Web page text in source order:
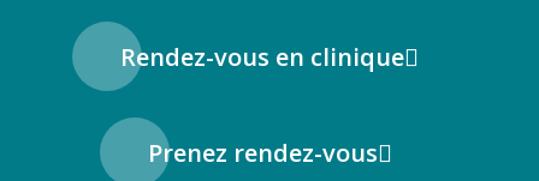
Rendez-vous en clinique
Prenez rendez-vous